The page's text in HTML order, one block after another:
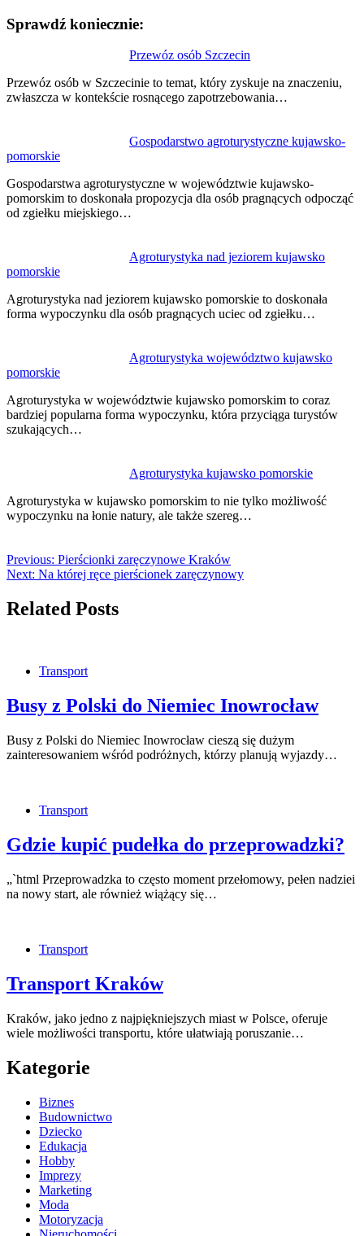
Sprawdź koniecznie:
Przewóz osób Szczecin
Przewóz osób w Szczecinie to temat, który zyskuje na znaczeniu,
zwłaszcza w kontekście rosnącego zapotrzebowania…
Gospodarstwo agroturystyczne kujawsko-
pomorskie
Gospodarstwa agroturystyczne w województwie kujawsko-
pomorskim to doskonała propozycja dla osób pragnących odpocząć
od zgiełku miejskiego…
Agroturystyka nad jeziorem kujawsko
pomorskie
Agroturystyka nad jeziorem kujawsko pomorskie to doskonała
forma wypoczynku dla osób pragnących uciec od zgiełku…
Agroturystyka województwo kujawsko
pomorskie
Agroturystyka w województwie kujawsko pomorskim to coraz
bardziej popularna forma wypoczynku, która przyciąga turystów
szukających…
Agroturystyka kujawsko pomorskie
Agroturystyka w kujawsko pomorskim to nie tylko możliwość
wypoczynku na łonie natury, ale także szereg…
wpisu
Previous: Pierścionki zaręczynowe Kraków
Next: Na której ręce pierścionek zaręczynowy
Related Posts
Transport
Busy z Polski do Niemiec Inowrocław
Busy z Polski do Niemiec Inowrocław cieszą się dużym
zainteresowaniem wśród podróżnych, którzy planują wyjazdy…
Transport
Gdzie kupić pudełka do przeprowadzki?
„`html Przeprowadzka to często moment przełomowy, pełen nadziei
na nowy start, ale również wiążący się…
Transport
Transport Kraków
Kraków, jako jedno z najpiękniejszych miast w Polsce, oferuje
wiele możliwości transportu, które ułatwiają poruszanie…
Kategorie
Biznes
Budownictwo
Dziecko
Edukacja
Hobby
Imprezy
Marketing
Moda
Motoryzacja